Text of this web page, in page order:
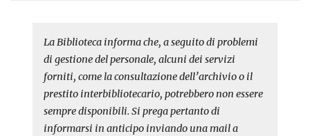
La Biblioteca informa che, a seguito di problemi
di gestione del personale, alcuni dei servizi
forniti, come la consultazione dell’archivio o il
prestito interbibliotecario, potrebbero non essere
sempre disponibili. Si prega pertanto di
informarsi in anticipo inviando una mail a